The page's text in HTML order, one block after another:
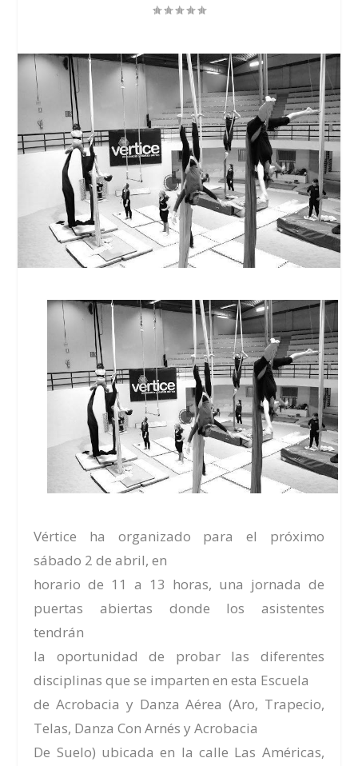
Vértice ha organizado para el próximo
sábado 2 de abril, en
horario de 11 a 13 horas, una jornada de
puertas abiertas donde los asistentes
tendrán
la oportunidad de probar las diferentes
disciplinas que se imparten en esta Escuela
de Acrobacia y Danza Aérea (Aro, Trapecio,
Telas, Danza Con Arnés y Acrobacia
De Suelo) ubicada en la calle Las Américas,